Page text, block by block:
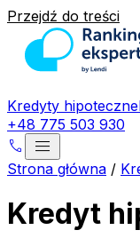
Przejdź do treści
Kredyty hipoteczne
+48 775 503 930
phone menu
Strona główna /
Kredyt